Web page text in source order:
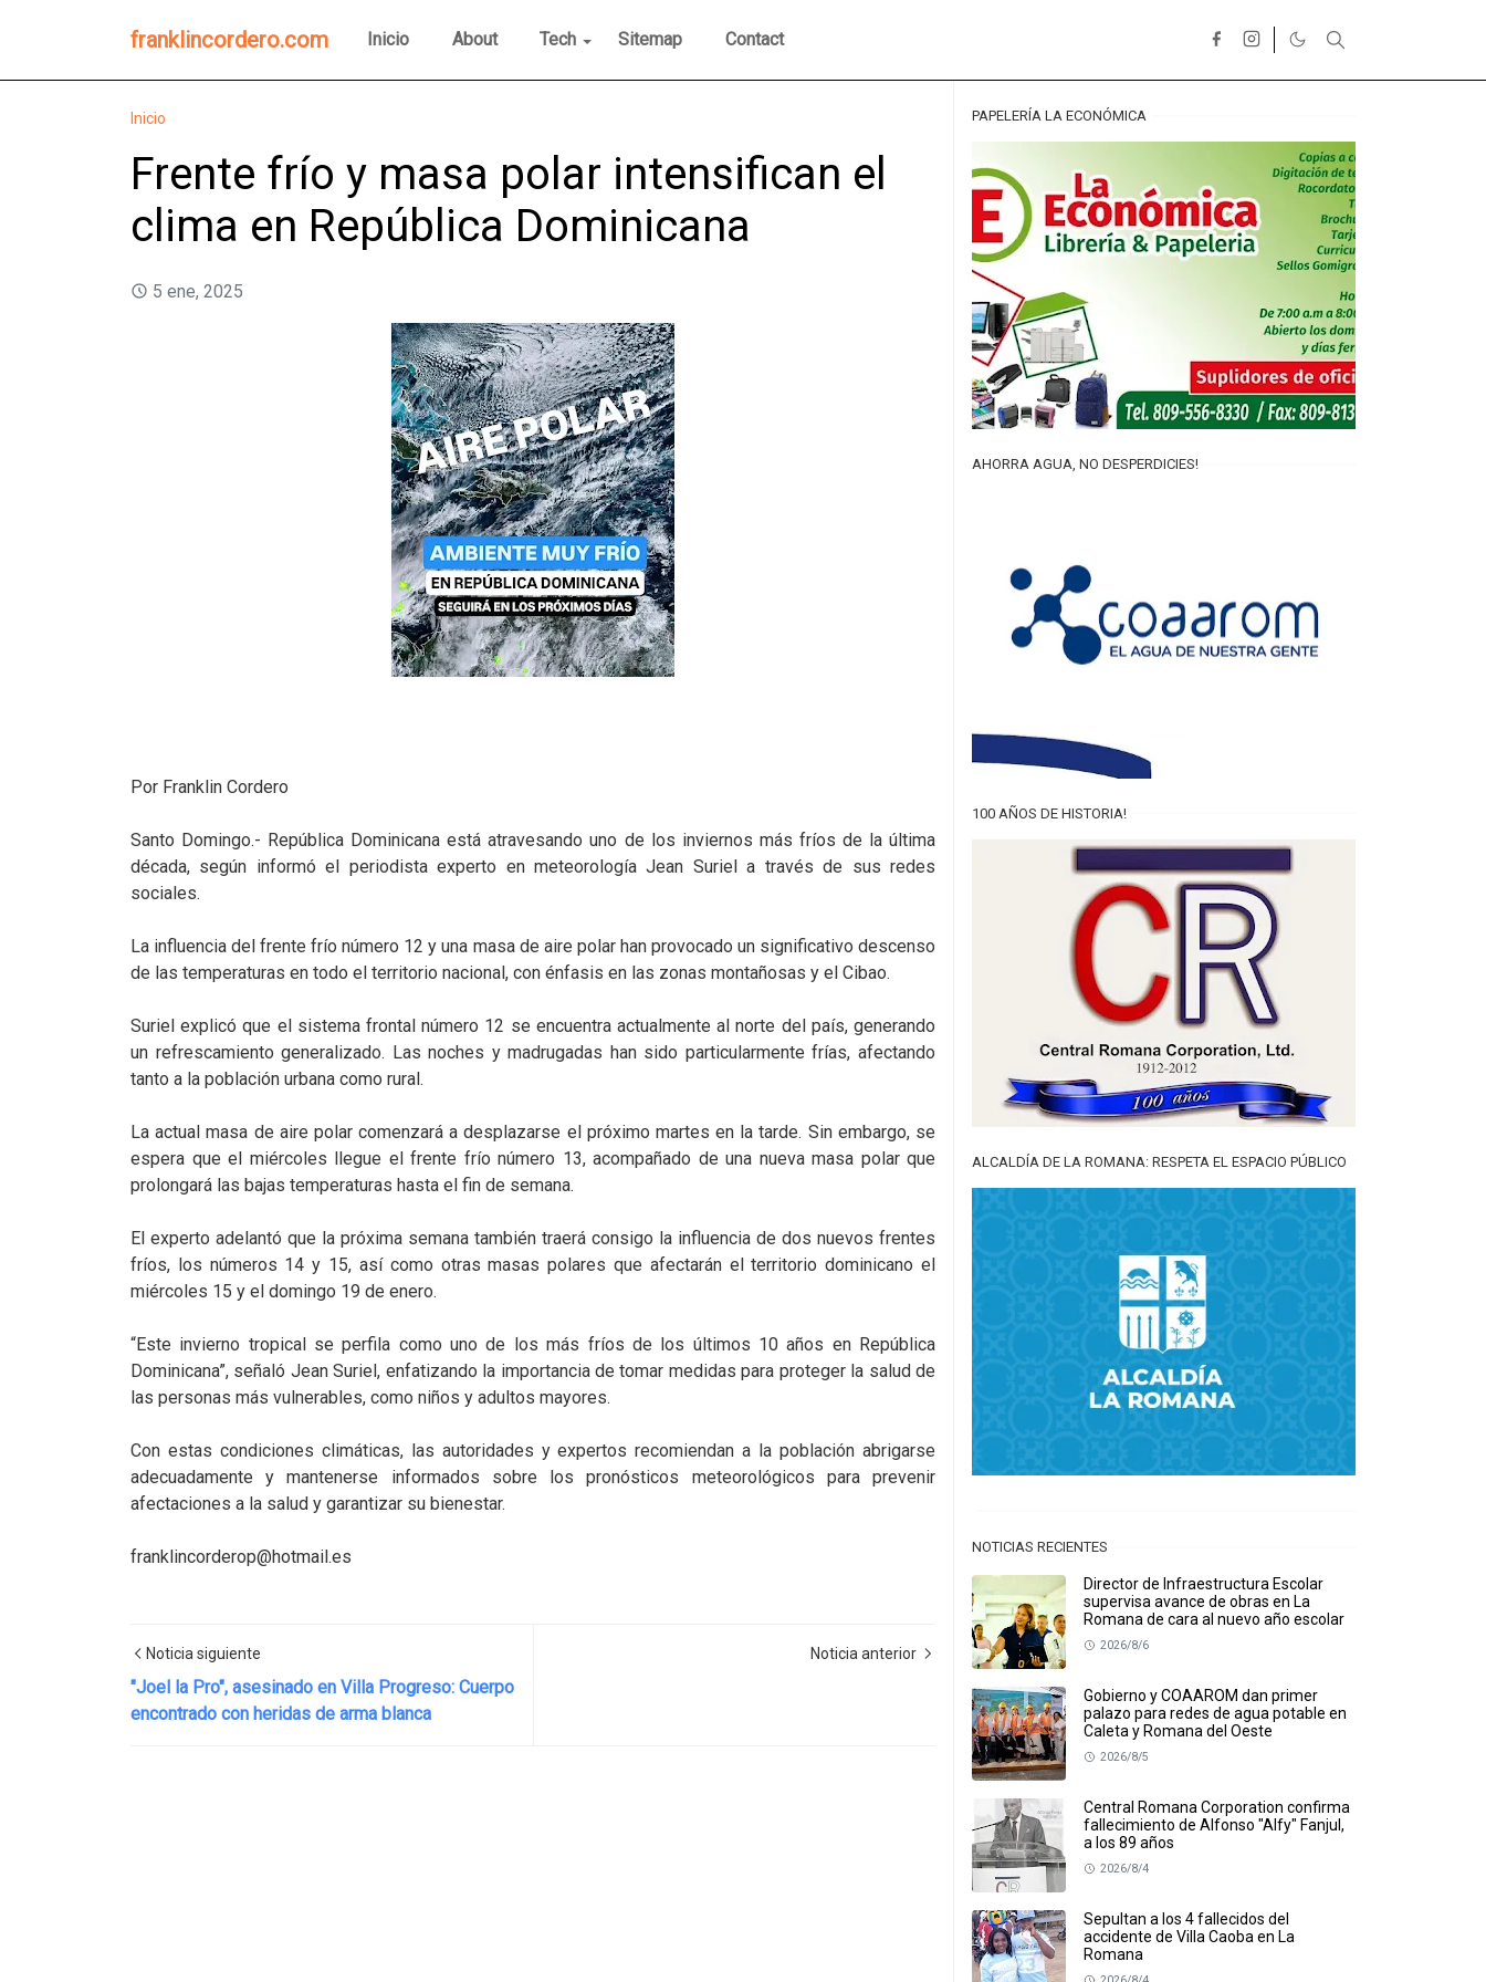
franklincordero.com Inicio About Tech Sitemap Contact
Inicio
Frente frío y masa polar intensifican el
clima en República Dominicana
5 ene, 2025
Por Franklin Cordero
Santo Domingo.- República Dominicana está atravesando uno de los inviernos más fríos de la última
década, según informó el periodista experto en meteorología Jean Suriel a través de sus redes
sociales.
La influencia del frente frío número 12 y una masa de aire polar han provocado un significativo descenso
de las temperaturas en todo el territorio nacional, con énfasis en las zonas montañosas y el Cibao.
Suriel explicó que el sistema frontal número 12 se encuentra actualmente al norte del país, generando
un refrescamiento generalizado. Las noches y madrugadas han sido particularmente frías, afectando
tanto a la población urbana como rural.
La actual masa de aire polar comenzará a desplazarse el próximo martes en la tarde. Sin embargo, se
espera que el miércoles llegue el frente frío número 13, acompañado de una nueva masa polar que
prolongará las bajas temperaturas hasta el fin de semana.
El experto adelantó que la próxima semana también traerá consigo la influencia de dos nuevos frentes
fríos, los números 14 y 15, así como otras masas polares que afectarán el territorio dominicano el
miércoles 15 y el domingo 19 de enero.
“Este invierno tropical se perfila como uno de los más fríos de los últimos 10 años en República
Dominicana”, señaló Jean Suriel, enfatizando la importancia de tomar medidas para proteger la salud de
las personas más vulnerables, como niños y adultos mayores.
Con estas condiciones climáticas, las autoridades y expertos recomiendan a la población abrigarse
adecuadamente y mantenerse informados sobre los pronósticos meteorológicos para prevenir
afectaciones a la salud y garantizar su bienestar.
franklincorderop@hotmail.es
Noticia siguiente
"Joel la Pro", asesinado en Villa Progreso: Cuerpo
encontrado con heridas de arma blanca
Noticia anterior
PAPELERÍA LA ECONÓMICA
AHORRA AGUA, NO DESPERDICIES!
100 AÑOS DE HISTORIA!
ALCALDÍA DE LA ROMANA: RESPETA EL ESPACIO PÚBLICO
NOTICIAS RECIENTES
Director de Infraestructura Escolar
supervisa avance de obras en La
Romana de cara al nuevo año escolar
2026/8/6
Gobierno y COAAROM dan primer
palazo para redes de agua potable en
Caleta y Romana del Oeste
2026/8/5
Central Romana Corporation confirma
fallecimiento de Alfonso "Alfy" Fanjul,
a los 89 años
2026/8/4
Sepultan a los 4 fallecidos del
accidente de Villa Caoba en La
Romana